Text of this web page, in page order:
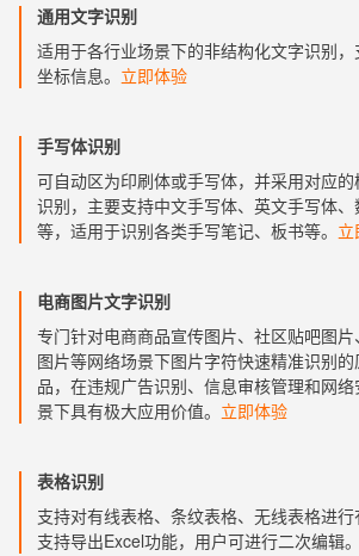
通用文字识别
适用于各行业场景下的非结构化文字识别
坐标信息。 立即体验
手写体识别
可自动区为印刷体或手写体，并采用对应
识别，主要支持中文手写体、英文手写体
等，适用于识别各类手写笔记、板书等。
电商图片文字识别
专门针对电商商品宣传图片、社区贴吧图
图片等网络场景下图片字符快速精准识别
品，在违规广告识别、信息审核管理和网
景下具有极大应用价值。 立即体验
表格识别
支持对有线表格、条纹表格、无线表格进
支持导出Excel功能，用户可进行二次编辑。